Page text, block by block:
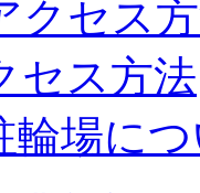
クセス
セス方法
輪場に